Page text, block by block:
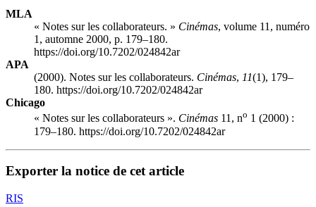
MLA
« Notes sur les collaborateurs. » Cinémas, volume 11, numéro
1, automne 2000, p. 179–180.
https://doi.org/10.7202/024842ar
APA
(2000). Notes sur les collaborateurs. Cinémas, 11(1), 179–
180. https://doi.org/10.7202/024842ar
Chicago
« Notes sur les collaborateurs ». Cinémas 11, no 1 (2000) :
179–180. https://doi.org/10.7202/024842ar
Exporter la notice de cet article
RIS